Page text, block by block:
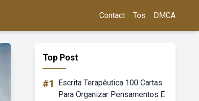
Contact Tos DMCA
Top Post
#1
Escrita Terapêutica 100 Cartas
Para Organizar Pensamentos E